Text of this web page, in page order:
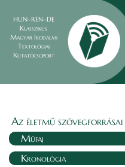
HUN–REN–DE
Klasszikus
Magyar Irodalmi
Textológiai
Kutatócsoport
Az életmű szövegforrásai
Műfaj
Kronológia